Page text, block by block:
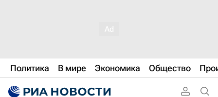
Политика В мире Экономика Общество